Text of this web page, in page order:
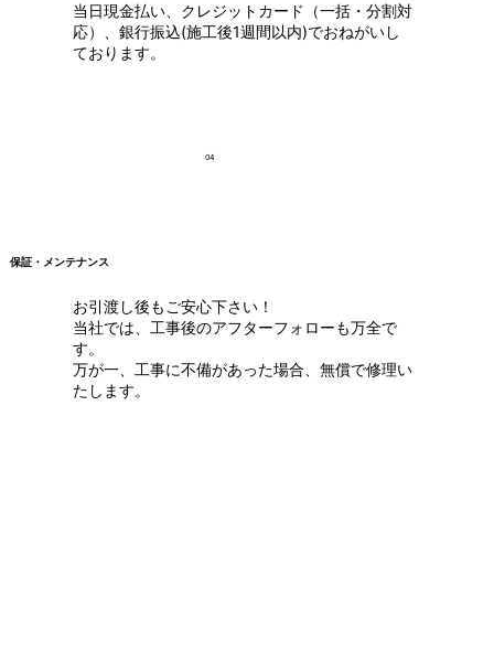
当日現金払い、クレジットカード（一括・分割対
応）、銀行振込(施工後1週間以内)でおねがいし
ております。
04
お引渡し後もご安心下さい！
当社では、工事後のアフターフォローも万全で
す。
万が一、工事に不備があった場合、無償で修理い
たします。
保証・メンテナンス